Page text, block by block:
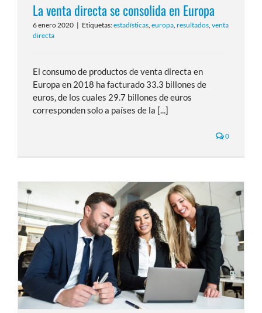
La venta directa se consolida en Europa
6 enero 2020 | Etiquetas:estadísticas, europa, resultados, venta
directa
El consumo de productos de venta directa en
Europa en 2018 ha facturado 33.3 billones de
euros, de los cuales 29.7 billones de euros
corresponden solo a países de la [...]
0